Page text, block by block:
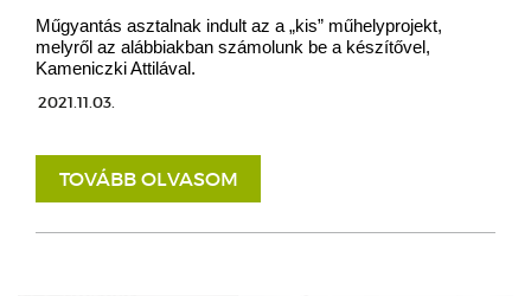
Műgyantás asztalnak indult az a „kis” műhelyprojekt,
melyről az alábbiakban számolunk be a készítővel,
Kameniczki Attilával.
2021.11.03.
TOVÁBB OLVASOM